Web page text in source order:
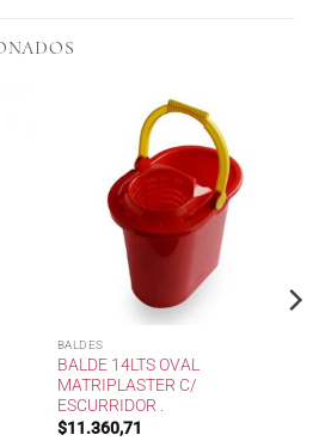
BALDES
BALDE 14LTS OVAL
MATRIPLASTER C/
ESCURRIDOR .
$11.360,71